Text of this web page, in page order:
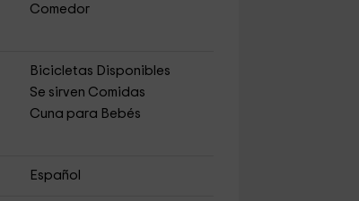
Comedor
Bicicletas Disponibles
Se sirven Comidas
Cuna para Bebés
Español